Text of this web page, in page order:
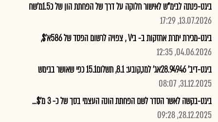
ביגט-פנתה לבימ"ש לאישור חלוקה על דרך של הפחתת הון של כ1.5מ'שח
13.07.2026, 17:29
ביגט-מכירת יתרת אחזקות ב- ביV , צפויה לרשום הפסד של 586א'$,
04.06.2026, 12:35
ביגט-דיב' 28.94946אג' למנ,קובע: 8.1, תשלום15.1 כפי שאושר בבימש
31.12.2025, 08:07
ביגט-בקשה לאשר הסדר לשם הפחתת הונה העצמי בסך של כ- 3 מ'$...
28.12.2025, 09:28